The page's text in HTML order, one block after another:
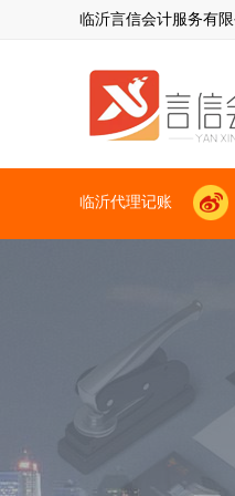
临沂言信会计服务有
临沂代理记账